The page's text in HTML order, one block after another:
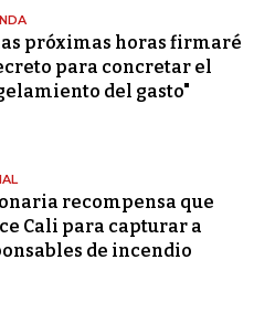
próximas horas firmaré
para concretar el
del gasto"
recompensa que
Cali para capturar a
de incendio